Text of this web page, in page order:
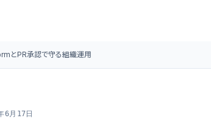
とPR承認で守る組織運用
月17日